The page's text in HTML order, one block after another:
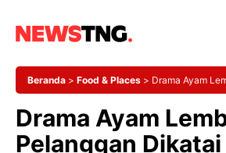
Beranda > Food & Places > Drama Ayam
Drama Ayam
Pelanggan Dikatai